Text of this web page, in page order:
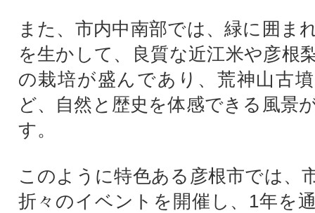
また、市内中南部では、緑に囲ま
を生かして、良質な近江米や彦根
の栽培が盛んであり、荒神山古
ど、自然と歴史を体感できる風景
す。
このように特色ある彦根市では、
折々のイベントを開催し、1年を